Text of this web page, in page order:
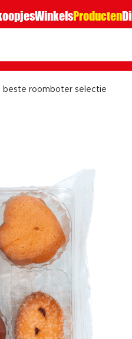
WinkelsProducten
beste roomboter selectie